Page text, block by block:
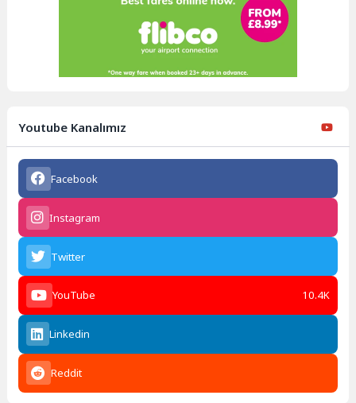
Youtube Kanalımız
Facebook
Instagram
Twitter
YouTube 10.4K
Linkedin
Reddit